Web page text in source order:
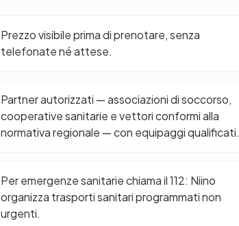
Prezzo visibile prima di prenotare, senza
telefonate né attese.
Partner autorizzati — associazioni di soccorso,
cooperative sanitarie e vettori conformi alla
normativa regionale — con equipaggi qualificati.
Per emergenze sanitarie chiama il 112: Niino
organizza trasporti sanitari programmati non
urgenti.